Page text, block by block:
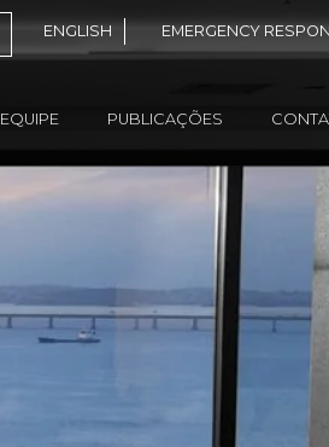
ENGLISH EMERGENCY
EQUIPE PUBLICAÇÕES